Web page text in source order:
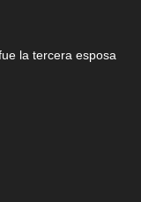
la tercera esposa